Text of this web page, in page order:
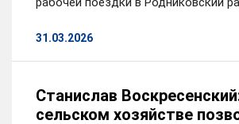
31.03.2026
Станислав
сельском хозяйстве